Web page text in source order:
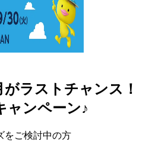
がラストチャンス！
ャンペーン♪
をご検討中の方